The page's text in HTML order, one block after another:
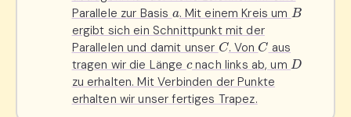
Parallele zur Basis a. Mit einem Kreis um B
ergibt sich ein Schnittpunkt mit der
Parallelen und damit unser C. VonC aus
tragen wir die Länge cnach links ab, um D
zu erhalten. Mit Verbinden der Punkte
erhalten wir unser fertiges Trapez.